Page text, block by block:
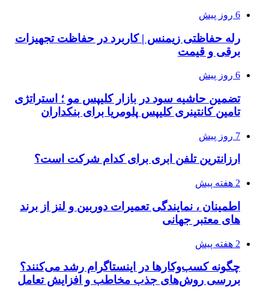
6 روز پیش
رله حفاظتی زیمنس | کاربرد در حفاظت تجهیزات
برقی و قیمت
6 روز پیش
تضمین حاشیه سود در بازار کلیپس مو ؛ استراتژی
تامین کانتینری کلیپس پلومریا برای بنکداران
7 روز پیش
ارزانترین تلفن ابری برای کدام شرکت است؟
2 هفته پیش
اطمینان ، نمایندگی تعمیرات دوربین و لنز از برند
های معتبر جهانی
2 هفته پیش
چگونه کسب‌وکارها در اینستاگرام رشد می‌کنند؟
بررسی روش‌های جذب مخاطب و افزایش تعامل